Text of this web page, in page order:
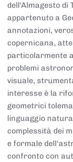
dell'Almagesto di
appartenuto a
annotazioni,
copernicana,
particolarmente
problemi
visuale,
interesse è la
geometrici
linguaggio
complessità dei
e formale
confronto con